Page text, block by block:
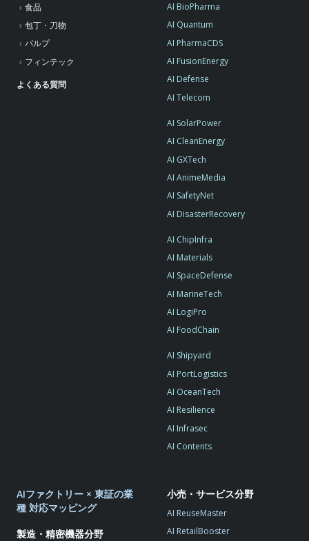
食品
包丁・刀物
パルプ
フィンテック
よくある質問
AI BioPharma
AI Quantum
AI PharmaCDS
AI FusionEnergy
AI Defense
AI Telecom
AI SolarPower
AI CleanEnergy
AI GXTech
AI AnimeMedia
AI SafetyNet
AI DisasterRecovery
AI ChipInfra
AI Materials
AI SpaceDefense
AI MarineTech
AI LogiPro
AI FoodChain
AI Shipyard
AI PortLogistics
AI OceanTech
AI Resilience
AI Infrasec
AI Contents
AIファクトリー × 東証の業
種 対応マッピング
製造・精密機器分野
小売・サービス分野
AI ReuseMaster
AI RetailBooster